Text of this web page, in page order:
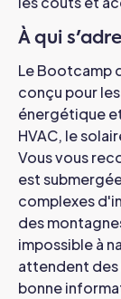
À qui
Le Bootcamp
conçu pour
énergétique
HVAC, le
Vous vous
est
complexes
des
impossible à
attendent des
bonne